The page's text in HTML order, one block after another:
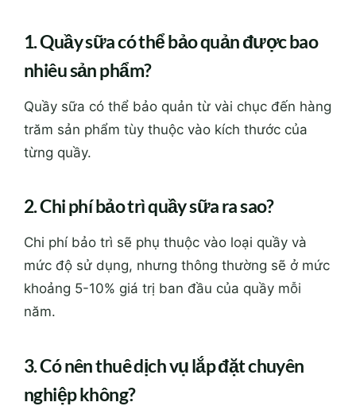
1. Quầy sữa có thể bảo quản được bao
nhiêu sản phẩm?
Quầy sữa có thể bảo quản từ vài chục đến hàng
trăm sản phẩm tùy thuộc vào kích thước của
từng quầy.
2. Chi phí bảo trì quầy sữa ra sao?
Chi phí bảo trì sẽ phụ thuộc vào loại quầy và
mức độ sử dụng, nhưng thông thường sẽ ở mức
khoảng 5-10% giá trị ban đầu của quầy mỗi
năm.
3. Có nên thuê dịch vụ lắp đặt chuyên
nghiệp không?